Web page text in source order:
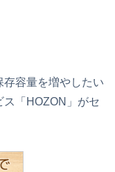
容量を増やしたい
「HOZON」がセ